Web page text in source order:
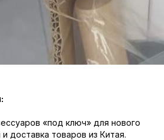
«под ключ» для нового
доставка товаров из Китая.